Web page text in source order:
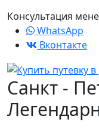
Консультация
WhatsApp
Вконтакте
Санкт -